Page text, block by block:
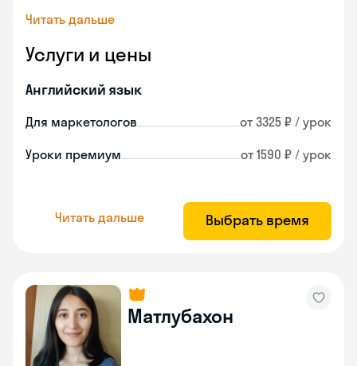
Читать дальше
Услуги и цены
Английский язык
Для маркетологов от 3325 ₽ / урок
Уроки премиум от 1590 ₽ / урок
Читать дальше Выбрать время
Матлубахон